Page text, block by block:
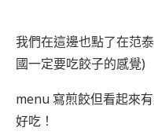
我們在這邊也點了在范
國一定要吃餃子的感覺)
menu 寫煎餃但看起來
好吃！